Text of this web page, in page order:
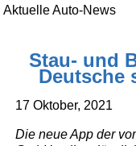
Aktuelle Auto-News
Stau- und
Deutsche
17 Oktober, 2021
Die neue App der